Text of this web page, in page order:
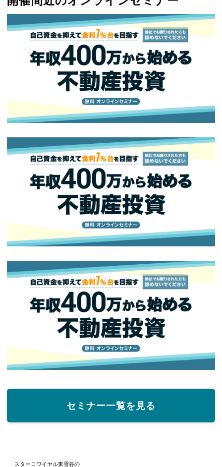
セミナー一覧を見る
スターロワイヤル東雪谷の